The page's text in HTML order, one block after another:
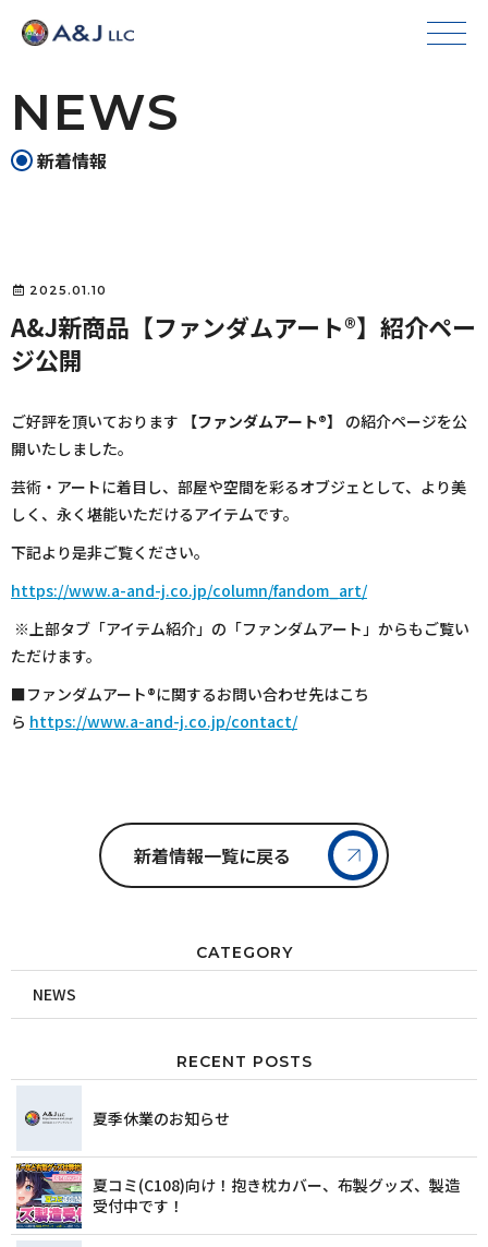
NEWS
新着情報
2025.01.10
A&J新商品【ファンダムアート®️】紹介ペー
ジ公開
ご好評を頂いております 【ファンダムアート®】 の紹介ページを公
開いたしました。
芸術・アートに着目し、部屋や空間を彩るオブジェとして、より美
しく、永く堪能いただけるアイテムです。
下記より是非ご覧ください。
https://www.a-and-j.co.jp/column/fandom_art/
※上部タブ「アイテム紹介」の「ファンダムアート」からもご覧い
ただけます。
■ファンダムアート®️に関するお問い合わせ先はこち
ら https://www.a-and-j.co.jp/contact/
新着情報一覧に戻る
CATEGORY
NEWS
RECENT POSTS
夏季休業のお知らせ
夏コミ(C108)向け！抱き枕カバー、布製グッズ、製造
受付中です！